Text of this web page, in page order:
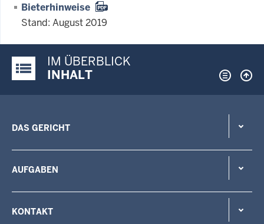
Bieterhinweise
Stand: August 2019
Justiz-Portal im Überblick:
IM ÜBERBLICK
INHALT
DAS GERICHT
AUFGABEN
KONTAKT